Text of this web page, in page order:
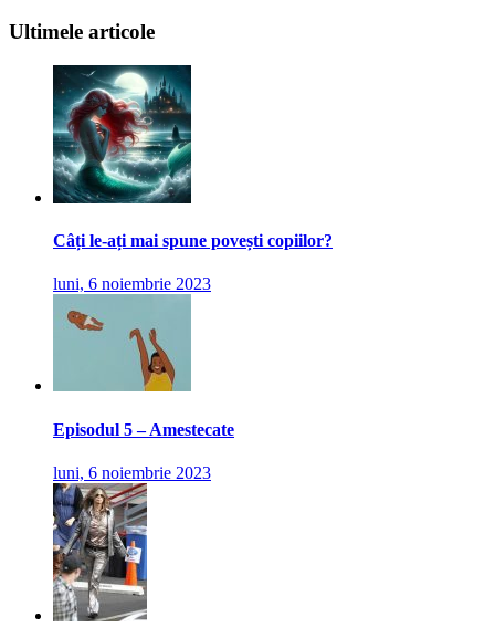
Ultimele articole
Câți le-ați mai spune povești copiilor?
luni, 6 noiembrie 2023
Episodul 5 – Amestecate
luni, 6 noiembrie 2023